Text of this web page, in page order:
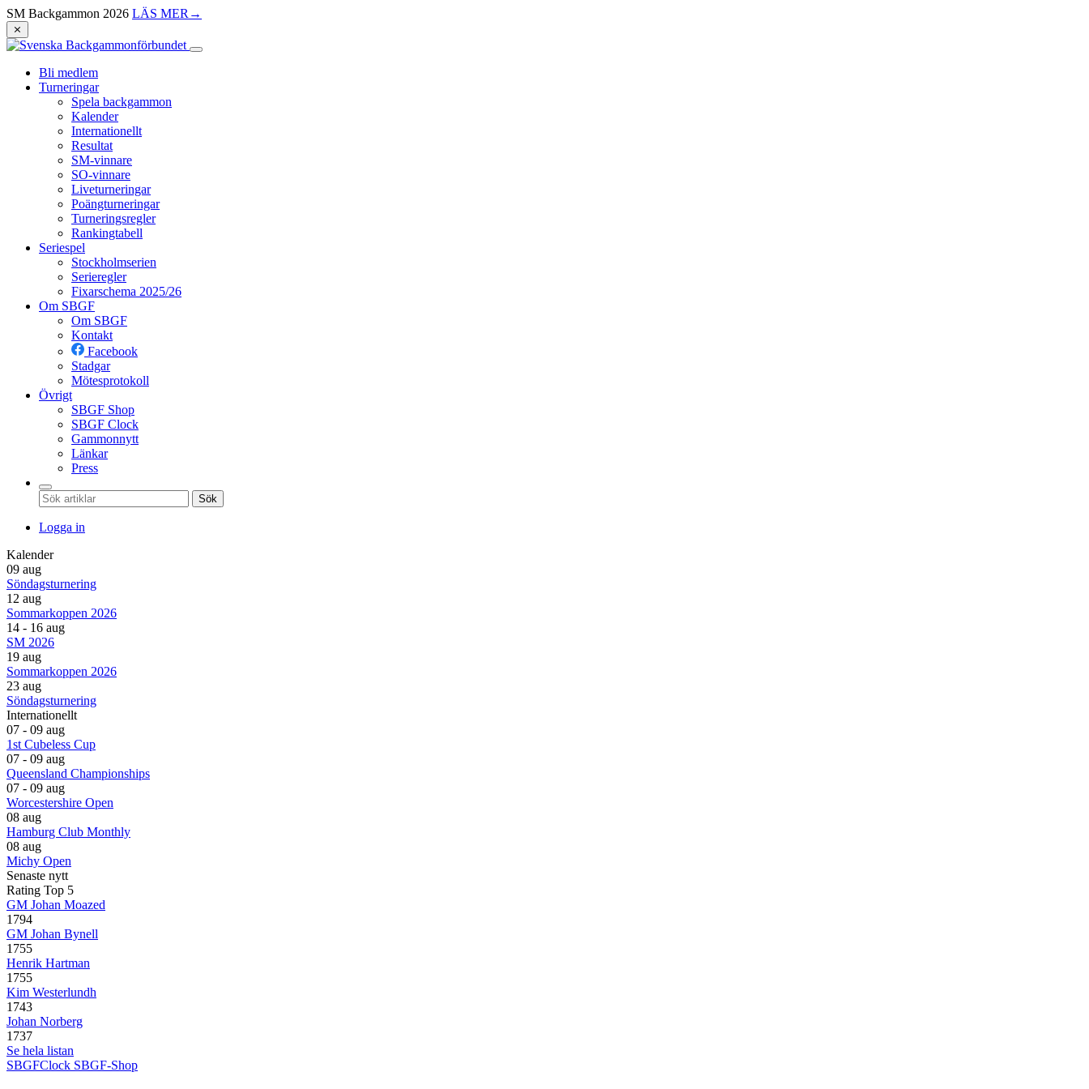
SM Backgammon 2026 LÄS MER →
⨯
Bli medlem
Turneringar
Spela backgammon
Kalender
Internationellt
Resultat
SM-vinnare
SO-vinnare
Liveturneringar
Poängturneringar
Turneringsregler
Rankingtabell
Seriespel
Stockholmserien
Serieregler
Fixarschema 2025/26
Om SBGF
Om SBGF
Kontakt
Facebook
Stadgar
Mötesprotokoll
Övrigt
SBGF Shop
SBGF Clock
Gammonnytt
Länkar
Press
Sök
Logga in
Kalender
09 aug
Söndagsturnering
12 aug
Sommarkoppen 2026
14 - 16 aug
SM 2026
19 aug
Sommarkoppen 2026
23 aug
Söndagsturnering
Internationellt
07 - 09 aug
1st Cubeless Cup
07 - 09 aug
Queensland Championships
07 - 09 aug
Worcestershire Open
08 aug
Hamburg Club Monthly
08 aug
Michy Open
Senaste nytt
Rating Top 5
GM Johan Moazed
1794
GM Johan Bynell
1755
Henrik Hartman
1755
Kim Westerlundh
1743
Johan Norberg
1737
Se hela listan
SBGFClock SBGF-Shop